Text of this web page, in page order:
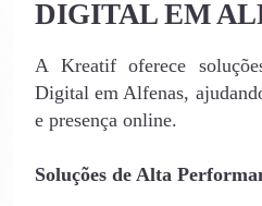
DIGITAL EM
A Kreatif oferece
Digital em Alfenas,
e presença online.
Soluções de Alta